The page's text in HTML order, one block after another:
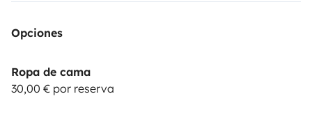
Opciones
Ropa de cama
30,00 € por reserva